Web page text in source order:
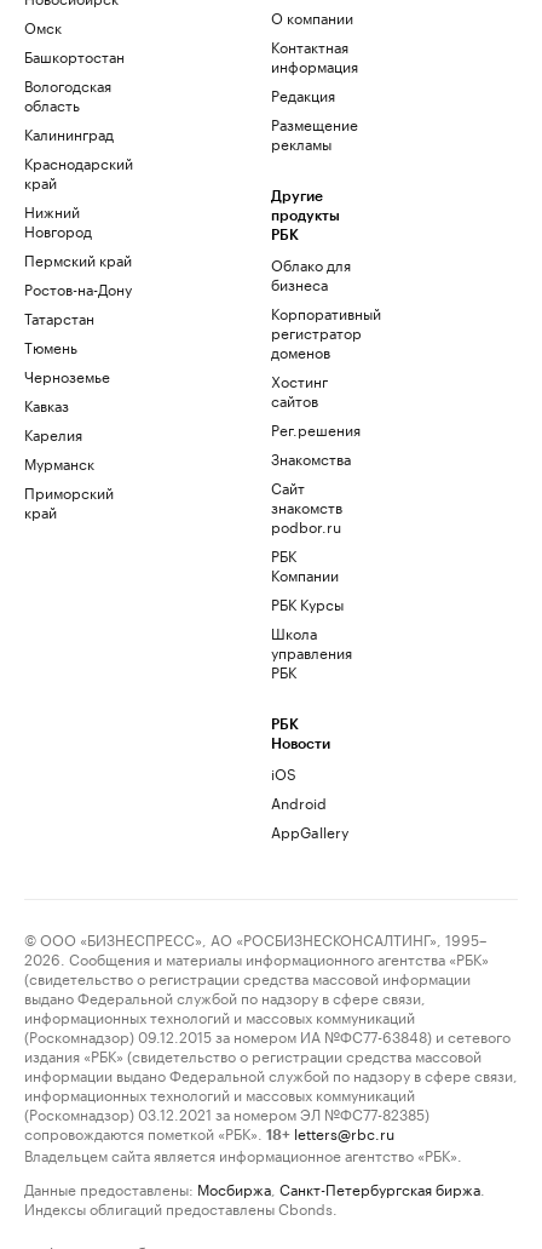
Омск
Башкортостан
Вологодская
область
Калининград
Краснодарский
край
Нижний
Новгород
Пермский край
Ростов-на-Дону
Татарстан
Тюмень
Черноземье
Кавказ
Карелия
Мурманск
Приморский
край
О компании
Контактная
информация
Редакция
Размещение
рекламы
Другие
продукты
РБК
Облако для
бизнеса
Корпоративный
регистратор
доменов
Хостинг
сайтов
Рег.решения
Знакомства
Сайт
знакомств
podbor.ru
РБК
Компании
РБК Курсы
Школа
управления
РБК
РБК
Новости
iOS
Android
AppGallery
© ООО «БИЗНЕСПРЕСС», АО «РОСБИЗНЕСКОНСАЛТИНГ», 1995–
2026. Сообщения и материалы информационного агентства «РБК»
(свидетельство о регистрации средства массовой информации
выдано Федеральной службой по надзору в сфере связи,
информационных технологий и массовых коммуникаций
(Роскомнадзор) 09.12.2015 за номером ИА №ФС77-63848) и сетевого
издания «РБК» (свидетельство о регистрации средства массовой
информации выдано Федеральной службой по надзору в сфере связи,
информационных технологий и массовых коммуникаций
(Роскомнадзор) 03.12.2021 за номером ЭЛ №ФС77-82385)
сопровождаются пометкой «РБК».
18+ letters@rbc.ru
Владельцем сайта является информационное агентство «РБК».
Данные предоставлены: Мосбиржа Санкт-Петербургская биржа
Индексы облигаций предоставлены Cbonds.